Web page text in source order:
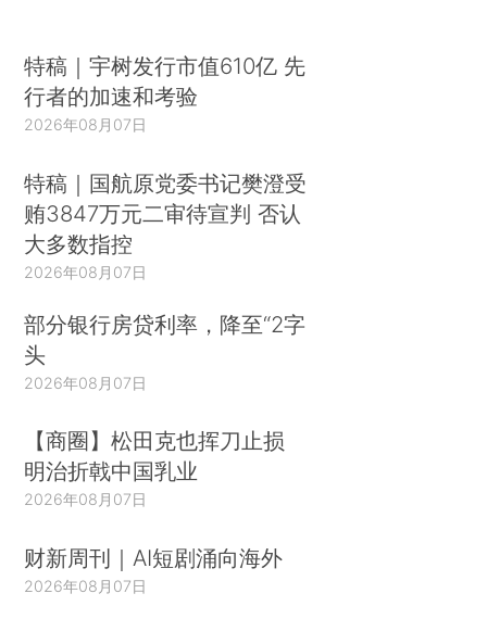
特稿｜宇树发行市值610亿 先
行者的加速和考验
2026年08月07日
特稿｜国航原党委书记樊澄受
贿3847万元二审待宣判 否认
大多数指控
2026年08月07日
部分银行房贷利率，降至“2字
头
2026年08月07日
【商圈】松田克也挥刀止损
明治折戟中国乳业
2026年08月07日
财新周刊｜AI短剧涌向海外
2026年08月07日